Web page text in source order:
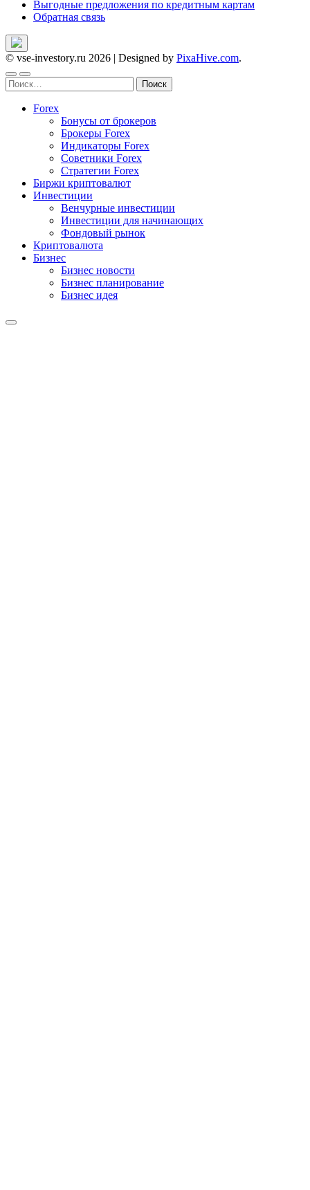
Выгодные предложения по кредитным картам
Обратная связь
© vse-investory.ru 2026 | Designed by PixaHive.com.
Найти:
Forex
Бонусы от брокеров
Брокеры Forex
Индикаторы Forex
Советники Forex
Стратегии Forex
Биржи криптовалют
Инвестиции
Венчурные инвестиции
Инвестиции для начинающих
Фондовый рынок
Криптовалюта
Бизнес
Бизнес новости
Бизнес планирование
Бизнес идея